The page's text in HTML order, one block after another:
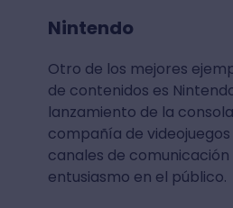
Nintendo
Otro de los mejores
de contenidos es
lanzamiento de la
compañía de
canales de
entusiasmo en el público.